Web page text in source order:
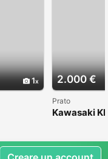
1 2.000 €
Prato
Kawasaki